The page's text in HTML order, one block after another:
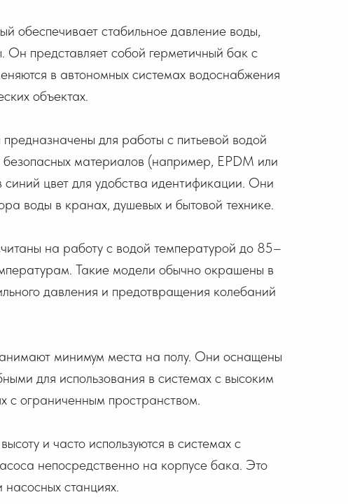
обеспечивает стабильное давление воды,
представляет собой герметичный бак с
в автономных системах водоснабжения
объектах.
для работы с питьевой водой
материалов (например, EPDM или
цвет для удобства идентификации. Они
воды в кранах, душевых и бытовой технике.
на работу с водой температурой до 85–
Такие модели обычно окрашены в
давления и предотвращения колебаний
минимум места на полу. Они оснащены
для использования в системах с высоким
с ограниченным пространством.
и часто используются в системах с
непосредственно на корпусе бака. Это
станциях.